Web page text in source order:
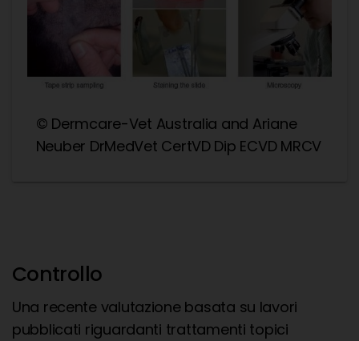
© Dermcare-Vet Australia and Ariane
Neuber DrMedVet CertVD Dip ECVD MRCV
Controllo
Una recente valutazione basata su lavori
pubblicati riguardanti trattamenti topici